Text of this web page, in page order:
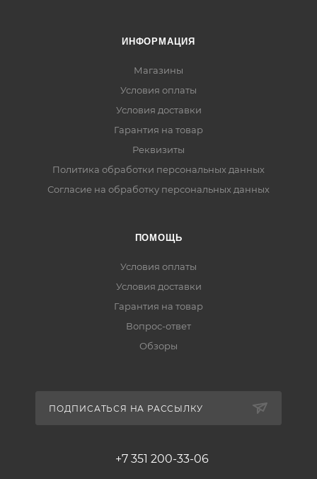
ИНФОРМАЦИЯ
Магазины
Условия оплаты
Условия доставки
Гарантия на товар
Реквизиты
Политика обработки персональных данных
Согласие на обработку персональных данных
ПОМОЩЬ
Условия оплаты
Условия доставки
Гарантия на товар
Вопрос-ответ
Обзоры
ПОДПИСАТЬСЯ НА РАССЫЛКУ
+7 351 200-33-06